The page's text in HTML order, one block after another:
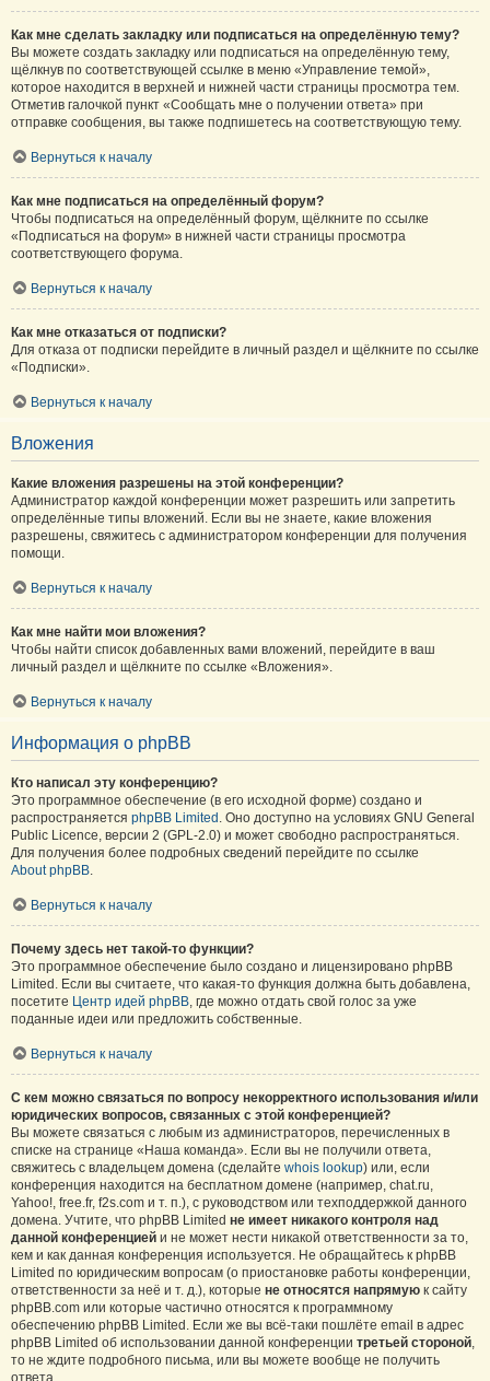
Как мне сделать закладку или подписаться на определённую тему?
Вы можете создать закладку или подписаться на определённую тему,
щёлкнув по соответствующей ссылке в меню «Управление темой»,
которое находится в верхней и нижней части страницы просмотра тем.
Отметив галочкой пункт «Сообщать мне о получении ответа» при
отправке сообщения, вы также подпишетесь на соответствующую тему.
Вернуться к началу
Как мне подписаться на определённый форум?
Чтобы подписаться на определённый форум, щёлкните по ссылке
«Подписаться на форум» в нижней части страницы просмотра
соответствующего форума.
Вернуться к началу
Как мне отказаться от подписки?
Для отказа от подписки перейдите в личный раздел и щёлкните по ссылке
«Подписки».
Вернуться к началу
Вложения
Какие вложения разрешены на этой конференции?
Администратор каждой конференции может разрешить или запретить
определённые типы вложений. Если вы не знаете, какие вложения
разрешены, свяжитесь с администратором конференции для получения
помощи.
Вернуться к началу
Как мне найти мои вложения?
Чтобы найти список добавленных вами вложений, перейдите в ваш
личный раздел и щёлкните по ссылке «Вложения».
Вернуться к началу
Информация о phpBB
Кто написал эту конференцию?
Это программное обеспечение (в его исходной форме) создано и
распространяется phpBB Limited . Оно доступно на условиях GNU General
Public Licence, версии 2 (GPL-2.0) и может свободно распространяться.
Для получения более подробных сведений перейдите по ссылке
About phpBB.
Вернуться к началу
Почему здесь нет такой-то функции?
Это программное обеспечение было создано и лицензировано phpBB
Limited. Если вы считаете, что какая-то функция должна быть добавлена,
посетите Центр идей phpBB, где можно отдать свой голос за уже
поданные идеи или предложить собственные.
Вернуться к началу
С кем можно связаться по вопросу некорректного использования и/или
юридических вопросов, связанных с этой конференцией?
Вы можете связаться с любым из администраторов, перечисленных в
списке на странице «Наша команда». Если вы не получили ответа,
свяжитесь с владельцем домена (сделайте whois lookup) или, если
конференция находится на бесплатном домене (например, chat.ru,
Yahoo!, free.fr, f2s.com и т. п.), с руководством или техподдержкой данного
домена. Учтите, что phpBB Limited не имеет никакого контроля над
данной конференцией и не может нести никакой ответственности за то,
кем и как данная конференция используется. Не обращайтесь к phpBB
Limited по юридическим вопросам (о приостановке работы конференции,
ответственности за неё и т. д.), которые не относятся напрямую к сайту
phpBB.com или которые частично относятся к программному
обеспечению phpBB Limited. Если же вы всё-таки пошлёте email в адрес
phpBB Limited об использовании данной конференции третьей стороной,
то не ждите подробного письма, или вы можете вообще не получить
ответа.